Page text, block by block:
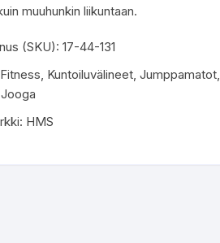
muuhunkin liikuntaan.
(SKU): 17-44-131
Fitness, Kuntoiluvälineet, Jumppamatot,
Jooga
HMS